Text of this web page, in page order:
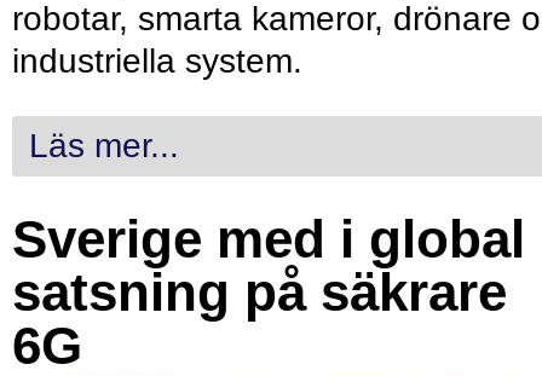
robotar, smarta kameror, drönare
industriella system.
Läs mer...
Sverige med i global
satsning på säkrare
6G